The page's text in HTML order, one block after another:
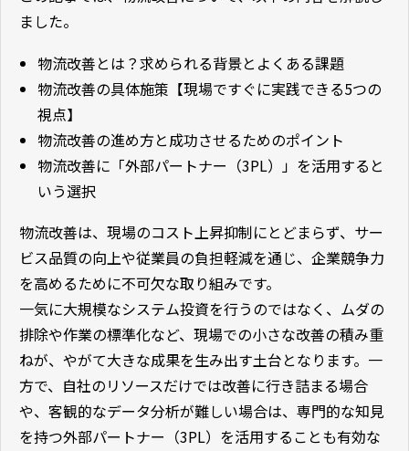
ました。
物流改善とは？求められる背景とよくある課題
物流改善の具体施策【現場ですぐに実践できる5つの
視点】
物流改善の進め方と成功させるためのポイント
物流改善に「外部パートナー（3PL）」を活用すると
いう選択
物流改善は、現場のコスト上昇抑制にとどまらず、サー
ビス品質の向上や従業員の負担軽減を通じ、企業競争力
を高めるために不可欠な取り組みです。
一気に大規模なシステム投資を行うのではなく、ムダの
排除や作業の標準化など、現場での小さな改善の積み重
ねが、やがて大きな成果を生み出す土台となります。一
方で、自社のリソースだけでは改善に行き詰まる場合
や、客観的なデータ分析が難しい場合は、専門的な知見
を持つ外部パートナー（3PL）を活用することも有効な